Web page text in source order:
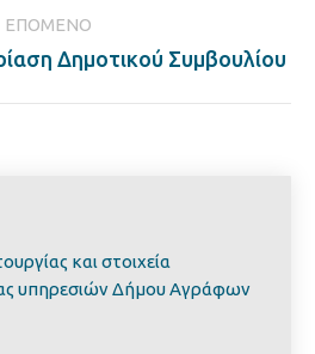
ΕΠΌΜΕΝΟ
Next
Δημοτικού Συμβουλίου
και στοιχεία
υπηρεσιών Δήμου Αγράφων